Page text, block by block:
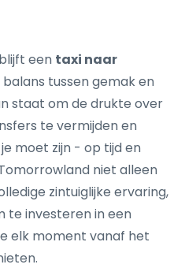
een taxi naar
tussen gemak en
staat om de drukte over
te vermijden en
moet zijn - op tijd en
niet alleen
zintuiglijke ervaring,
te investeren in een
elk moment vanaf het